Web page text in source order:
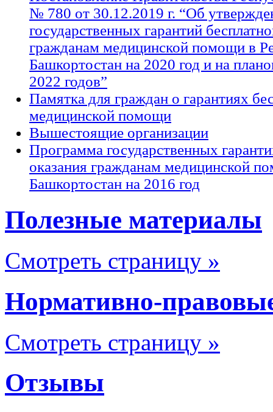
№ 780 от 30.12.2019 г. “Об
государственных гарантий
гражданам медицинской помощи в
Башкортостан на 2020 год и на
2022 годов”
Памятка для граждан о гарантиях
медицинской помощи
Вышестоящие организации
Программа государственных
оказания гражданам медицинской
Башкортостан на 2016 год
Полезные материалы
Смотреть страницу »
Нормативно-
Смотреть страницу »
Отзывы